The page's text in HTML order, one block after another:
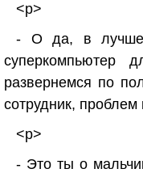
<p>
- О да, в
суперкомпьютер
развернемся по
сотрудник,
<p>
- Это ты о